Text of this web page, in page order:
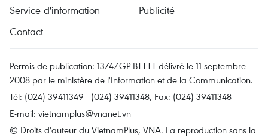
Service d'information
Publicité
Contact
Permis de publication: 1374/GP-BTTTT délivré le 11 septembre
2008 par le ministère de l'Information et de la Communication.
Tél: (024) 39411349 - (024) 39411348, Fax: (024) 39411348
E-mail: vietnamplus@vnanet.vn
© Droits d'auteur du VietnamPlus, VNA. La reproduction sans la